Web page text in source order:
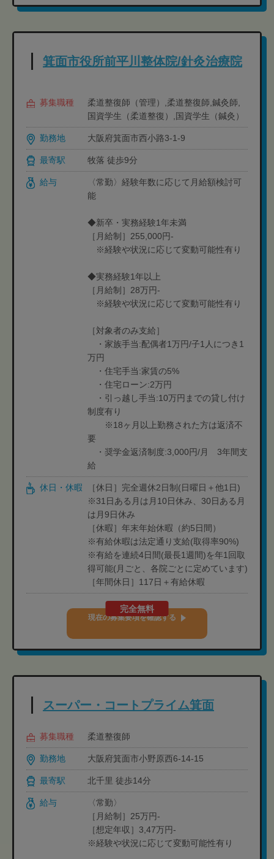
箕面市役所前平川整体院/針灸治療院
募集職種
柔道整復師（管理）,柔道整復師,鍼灸師,
国資学生（柔道整復）,国資学生（鍼灸）
勤務地 大阪府箕面市西小路3-1-9
最寄駅 牧落 徒歩9分
給与
〈常勤〉経験年数に応じて月給額検討可
能
◆新卒・実務経験1年未満
［月給制］255,000円-
※経験や状況に応じて変動可能性有り
◆実務経験1年以上
［月給制］28万円-
※経験や状況に応じて変動可能性有り
［対象者のみ支給］
・家族手当:配偶者1万円/子1人につき1
万円
・住宅手当:家賃の5%
・住宅ローン:2万円
・引っ越し手当:10万円までの貸し付け
制度有り
※18ヶ月以上勤務された方は返済不
要
・奨学金返済制度:3,000円/月 3年間支
給
休日・休暇
［休日］完全週休2日制(日曜日＋他1日)
※31日ある月は月10日休み、30日ある月
は月9日休み
［休暇］年末年始休暇（約5日間）
※有給休暇は法定通り支給(取得率90%)
※有給を連続4日間(最長1週間)を年1回取
得可能(月ごと、各院ごとに定めています)
［年間休日］117日＋有給休暇
完全無料
現在の募集要項を確認する
スーパー・コートプライム箕面
募集職種 柔道整復師
勤務地 大阪府箕面市小野原西6-14-15
最寄駅 北千里 徒歩14分
給与
〈常勤〉
［月給制］25万円-
［想定年収］3,47万円-
※経験や状況に応じて変動可能性有り